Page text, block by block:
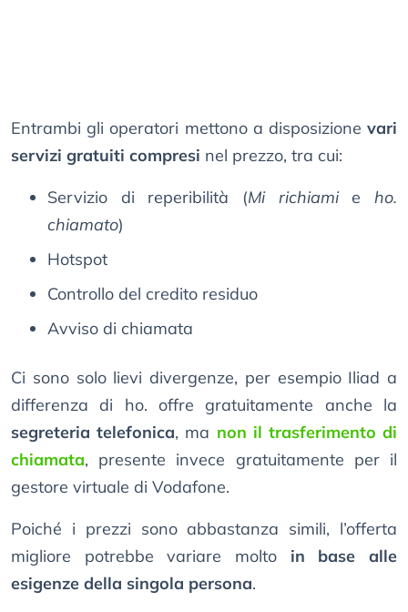
Entrambi gli operatori mettono a disposizione vari
servizi gratuiti compresi nel prezzo, tra cui:
Servizio di reperibilità (Mi richiamieho.
chiamato)
Hotspot
Controllo del credito residuo
Avviso di chiamata
Ci sono solo lievi divergenze, per esempio Iliad a
differenza di ho. offre gratuitamente anche la
segreteria telefonica, ma non il trasferimento di
chiamata, presente invece gratuitamente per il
gestore virtuale di Vodafone.
Poiché i prezzi sono abbastanza simili, l’offerta
migliore potrebbe variare molto in base alle
esigenze della singola persona.